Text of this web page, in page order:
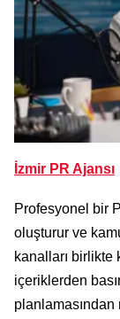
İzmir PR Ajansı
Profesyonel bir
oluşturur ve
kanalları birlikte
içeriklerden